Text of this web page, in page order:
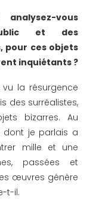
vous
et des
pour ces objets
inquiétants ?
la résurgence
des surréalistes,
bizarres. Au
dont je parlais a
mille et une
passées et
œuvres génère
t-il.